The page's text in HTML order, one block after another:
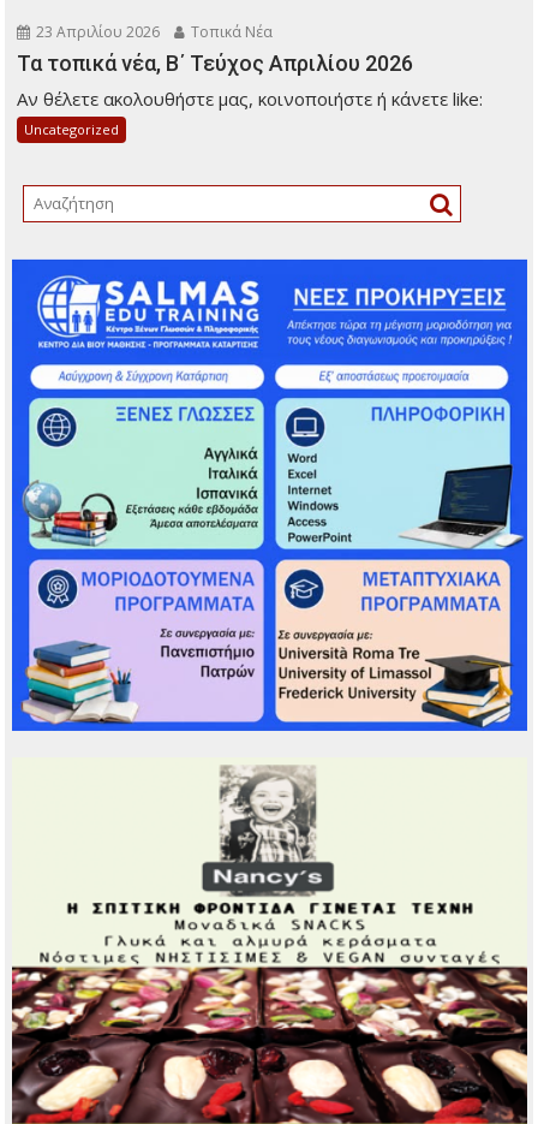
23 Απριλίου 2026 Τοπικά Νέα
Τα τοπικά νέα, Β΄ Τεύχος Απριλίου 2026
Αν θέλετε ακολουθήστε μας, κοινοποιήστε ή κάνετε like:
Uncategorized